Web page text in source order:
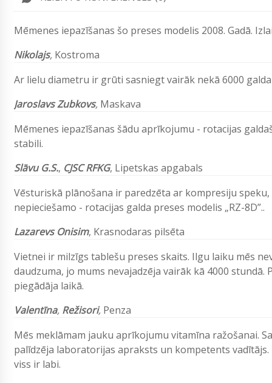
Mēmenes iepazīšanas šo preses modelis 2008. Gadā.
Nikolajs, Kostroma
Ar lielu diametru ir grūti sasniegt vairāk nekā 6000
Jaroslavs Zubkovs, Maskava
Mēmenes iepazīšanas šādu aprīkojumu - rotacijas
stabili.
SlāvuG.S., CJSC RFKG, Lipetskas apgabals
Vēsturiskā plānošana ir paredzēta ar kompresiju
nepieciešamo - rotacijas galda preses modelis „RZ-8D”..
LazarevsOnisim, Krasnodaras pilsēta
Vietnei ir milzīgs tablešu preses skaits. Ilgu laiku mēs
daudzuma, jo mums nevajadzēja vairāk kā 4000
piegādāja laikā.
Valentīna, Režisori, Penza
Mēs meklāmam jauku aprīkojumu vitamīna ražošanai.
palīdzēja laboratorijas apraksts un kompetents
viss ir labi.